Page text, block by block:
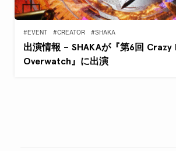
#EVENT #CREATOR #SHAKA
出演情報 – SHAKAが『第6回
Overwatch』に出演